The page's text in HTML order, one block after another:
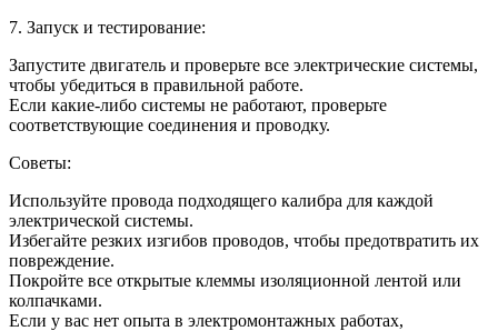
7. Запуск и тестирование:
Запустите двигатель и проверьте все электрические системы,
чтобы убедиться в правильной работе.
Если какие-либо системы не работают, проверьте
соответствующие соединения и проводку.
Советы:
Используйте провода подходящего калибра для каждой
электрической системы.
Избегайте резких изгибов проводов, чтобы предотвратить их
повреждение.
Покройте все открытые клеммы изоляционной лентой или
колпачками.
Если у вас нет опыта в электромонтажных работах,